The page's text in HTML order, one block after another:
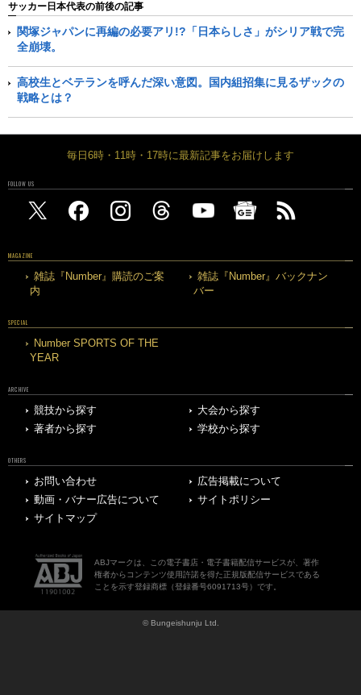
サッカー日本代表の前後の記事
関塚ジャパンに再編の必要アリ!?「日本らしさ」がシリア戦で完
全崩壊。
高校生とベテランを呼んだ深い意図。国内組招集に見るザックの
戦略とは？
毎日6時・11時・17時に最新記事をお届けします
FOLLOW US
MAGAZINE
雑誌『Number』購読のご案
内
雑誌『Number』バックナン
バー
SPECIAL
Number SPORTS OF THE
YEAR
ARCHIVE
競技から探す
大会から探す
著者から探す
学校から探す
OTHERS
お問い合わせ
広告掲載について
動画・バナー広告について
サイトポリシー
サイトマップ
ABJマークは、この電子書店・電子書籍配信サービスが、著作
権者からコンテンツ使用許諾を得た正規版配信サービスである
ことを示す登録商標（登録番号6091713号）です。
© Bungeishunju Ltd.